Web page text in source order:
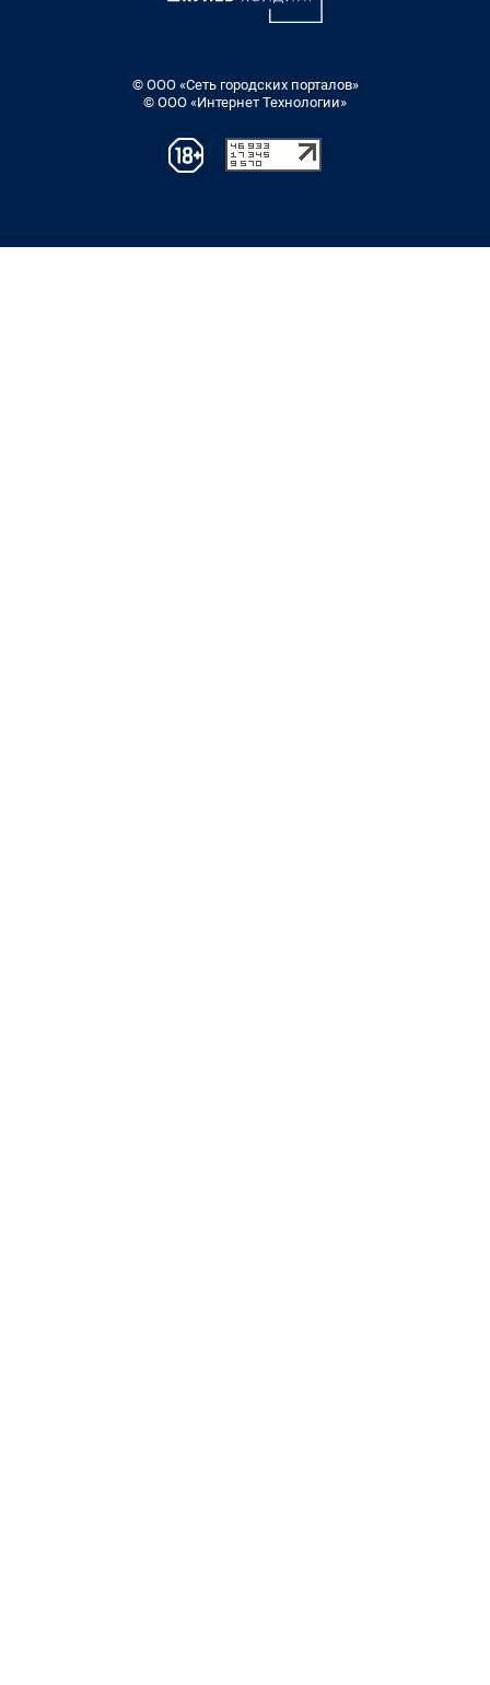
© ООО «Сеть городских порталов»
© ООО «Интернет Технологии»